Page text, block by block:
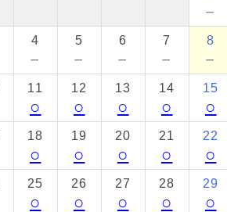
－
4
－
5
－
6
－
7
－
8
－
11
○
12
○
13
○
14
○
15
○
18
○
19
○
20
○
21
○
22
○
25
○
26
○
27
○
28
○
29
○